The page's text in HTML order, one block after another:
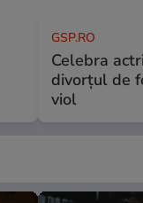
GSP.RO
Celebra
divorțul de
viol